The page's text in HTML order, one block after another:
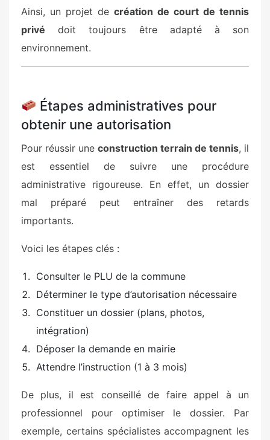
Ainsi, un projet de création de court de tennis
privé doit toujours être adapté à son
environnement.
Étapes administratives pour
obtenir une autorisation
Pour réussir une construction terrain de tennis, il
est essentiel de suivre une procédure
administrative rigoureuse. En effet, un dossier
mal préparé peut entraîner des retards
importants.
Voici les étapes clés :
Consulter le PLU de la commune
Déterminer le type d’autorisation nécessaire
Constituer un dossier (plans, photos,
intégration)
Déposer la demande en mairie
Attendre l’instruction (1 à 3 mois)
De plus, il est conseillé de faire appel à un
professionnel pour optimiser le dossier. Par
exemple, certains spécialistes accompagnent les